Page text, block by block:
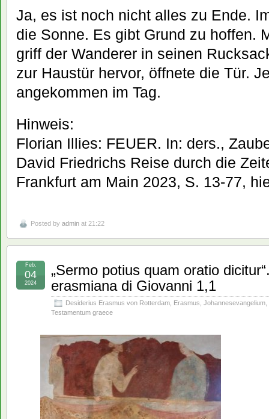
Ja, es ist noch nicht alles zu Ende.
die Sonne. Es gibt Grund zu hoffen.
griff der Wanderer in seinen
zur Haustür hervor, öffnete die Tür.
angekommen im Tag.
Hinweis:
Florian Illies: FEUER. In: ders.,
David Friedrichs Reise durch die
Frankfurt am Main 2023, S. 13-77,
Posted by admin at 21:22
„Sermo potius quam oratio
erasmiana di Giovanni 1,1
Desiderius Erasmus von Rotterdam Erasmus Johannesevangelium
Testamentum graece
Feb.
04
2024